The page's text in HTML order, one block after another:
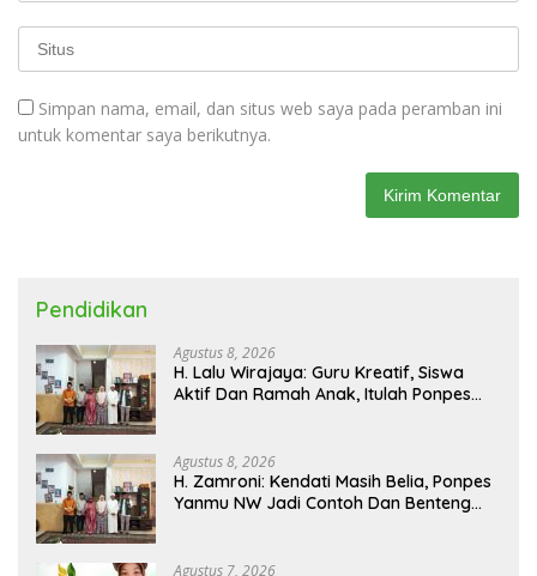
Simpan nama, email, dan situs web saya pada peramban ini
untuk komentar saya berikutnya.
Pendidikan
Agustus 8, 2026
H. Lalu Wirajaya: Guru Kreatif, Siswa
Aktif Dan Ramah Anak, Itulah Ponpes
Agustus 8, 2026
H. Zamroni: Kendati Masih Belia, Ponpes
Yanmu NW Jadi Contoh Dan Benteng
Agustus 7, 2026